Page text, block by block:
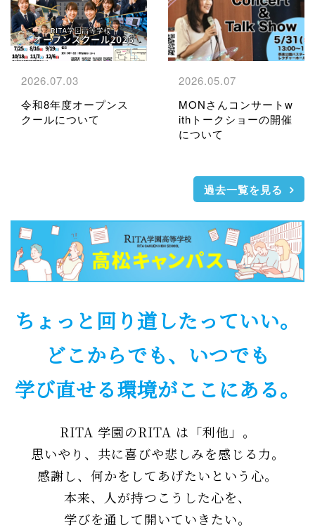
令和8年度オープンス
クールについて
2026.07.03
MONさんコンサートw
ithトークショーの開催
について
2026.05.07
過去一覧を見る
ちょっと回り道したっていい。
どこからでも、いつでも
学び直せる環境がここにある。
RITA 学園のRITA は「利他」。
思いやり、共に喜びや悲しみを感じる力。
感謝し、何かをしてあげたいという心。
本来、人が持つこうした心を、
学びを通して開いていきたい。